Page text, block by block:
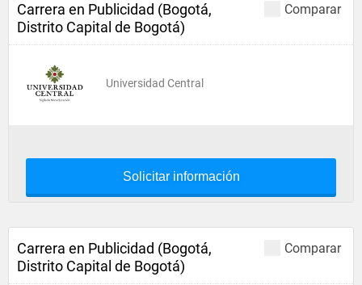
Comparar
Carrera en Publicidad (Bogotá,
Distrito Capital de Bogotá)
Universidad Central
Solicitar información
Comparar
Carrera en Publicidad (Bogotá,
Distrito Capital de Bogotá)